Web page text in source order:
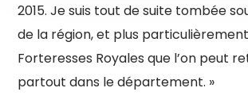
2015. Je suis tout de suite tombée
de la région, et plus
Forteresses Royales que l’on peut
partout dans le département. »